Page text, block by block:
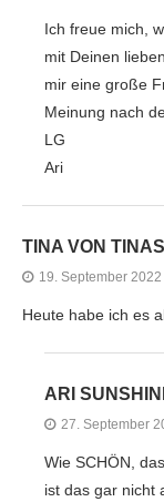
Ich freue mich,
mit Deinen
mir eine große
Meinung nach
LG
Ari
TINA VON
19. September 2022
Heute habe ich es
ARI
27. September
Wie SCHÖN,
ist das gar nicht